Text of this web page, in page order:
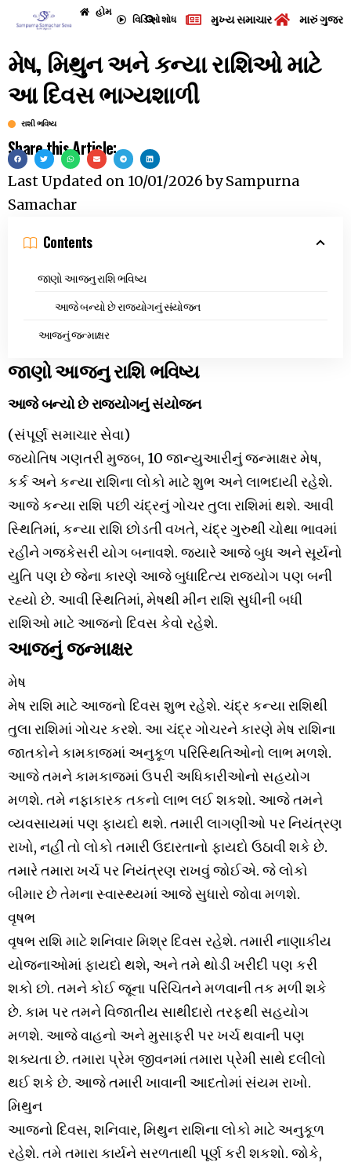
હોમ
વિડિઓશોધ મુખ્ય સમાચાર મારું
મેષ, મિથુન અને કન્યા રાશિઓ માટે
આ દિવસ ભાગ્યશાળી
રાશી ભવિષ્ય
Share this Article:
Last Updated on 10/01/2026bySampurna
Samachar
Contents
જાણો આજનુ રાશિ ભવિષ્ય
આજે બન્યો છે રાજયોગનું સંયોજન
આજનું જન્માક્ષર
જાણો આજનુ રાશિ ભવિષ્ય
આજે બન્યો છે રાજયોગનું સંયોજન
(સંપૂર્ણ સમાચાર સેવા)
જ્યોતિષ ગણતરી મુજબ, 10 જાન્યુઆરીનું જન્માક્ષર મેષ,
કર્ક અને કન્યા રાશિના લોકો માટે શુભ અને લાભદાયી રહેશે.
આજે કન્યા રાશિ પછી ચંદ્રનું ગોચર તુલા રાશિમાં થશે. આવી
સ્થિતિમાં, કન્યા રાશિ છોડતી વખતે, ચંદ્ર ગુરુથી ચોથા ભાવમાં
રહીને ગજકેસરી યોગ બનાવશે. જ્યારે આજે બુધ અને સૂર્યનો
યુતિ પણ છે જેના કારણે આજે બુધાદિત્ય રાજયોગ પણ બની
રહ્યો છે. આવી સ્થિતિમાં, મેષથી મીન રાશિ સુધીની બધી
રાશિઓ માટે આજનો દિવસ કેવો રહેશે.
આજનું જન્માક્ષર
મેષ
મેષ રાશિ માટે આજનો દિવસ શુભ રહેશે. ચંદ્ર કન્યા રાશિથી
તુલા રાશિમાં ગોચર કરશે. આ ચંદ્ર ગોચરને કારણે મેષ રાશિના
જાતકોને કામકાજમાં અનુકૂળ પરિસ્થિતિઓનો લાભ મળશે.
આજે તમને કામકાજમાં ઉપરી અધિકારીઓનો સહયોગ
મળશે. તમે નફાકારક તકનો લાભ લઈ શકશો. આજે તમને
વ્યવસાયમાં પણ ફાયદો થશે. તમારી લાગણીઓ પર નિયંત્રણ
રાખો, નહીં તો લોકો તમારી ઉદારતાનો ફાયદો ઉઠાવી શકે છે.
તમારે તમારા ખર્ચ પર નિયંત્રણ રાખવું જોઈએ. જે લોકો
બીમાર છે તેમના સ્વાસ્થ્યમાં આજે સુધારો જોવા મળશે.
વૃષભ
વૃષભ રાશિ માટે શનિવાર મિશ્ર દિવસ રહેશે. તમારી નાણાકીય
યોજનાઓમાં ફાયદો થશે, અને તમે થોડી ખરીદી પણ કરી
શકો છો. તમને કોઈ જૂના પરિચિતને મળવાની તક મળી શકે
છે. કામ પર તમને વિજાતીય સાથીદારો તરફથી સહયોગ
મળશે. આજે વાહનો અને મુસાફરી પર ખર્ચ થવાની પણ
શક્યતા છે. તમારા પ્રેમ જીવનમાં તમારા પ્રેમી સાથે દલીલો
થઈ શકે છે. આજે તમારી ખાવાની આદતોમાં સંયમ રાખો.
મિથુન
આજનો દિવસ, શનિવાર, મિથુન રાશિના લોકો માટે અનુકૂળ
રહેશે. તમે તમારા કાર્યને સરળતાથી પૂર્ણ કરી શકશો. જોકે,